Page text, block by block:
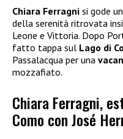
Chiara Ferragni si gode
della serenità ritrovata
Leone e Vittoria. Dopo
fatto tappa sul Lago di
Passalacqua per una
mozzafiato.
Chiara Ferragni,
Como con José